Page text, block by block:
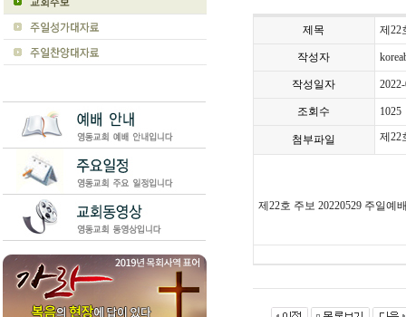
제목 제22
작성자
작성일자
조회수 1025
첨부파일 제22
제 22호 주보 20220529 주일예